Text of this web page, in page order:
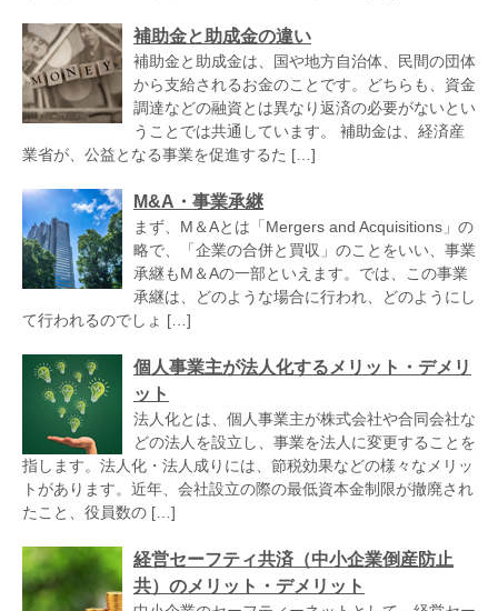
補助金と助成金の違い
補助金と助成金は、国や地方自治体、民間の団体
から支給されるお金のことです。どちらも、資金
調達などの融資とは異なり返済の必要がないとい
うことでは共通しています。 補助金は、経済産
業省が、公益となる事業を促進するた […]
M&A・事業承継
まず、M＆Aとは「Mergers and Acquisitions」の
略で、「企業の合併と買収」のことをいい、事業
承継もM＆Aの一部といえます。では、この事業
承継は、どのような場合に行われ、どのようにし
て行われるのでしょ […]
個人事業主が法人化するメリット・デメリ
ット
法人化とは、個人事業主が株式会社や合同会社な
どの法人を設立し、事業を法人に変更することを
指します。法人化・法人成りには、節税効果などの様々なメリッ
トがあります。近年、会社設立の際の最低資本金制限が撤廃され
たこと、役員数の […]
経営セーフティ共済（中小企業倒産防止
共）のメリット・デメリット